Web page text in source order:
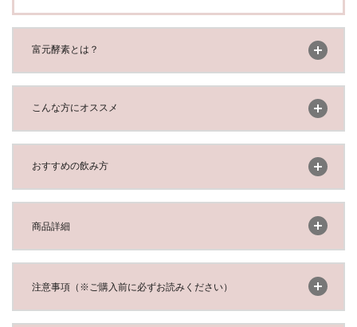
富元酵素とは？
こんな方にオススメ
おすすめの飲み方
商品詳細
注意事項（※ご購入前に必ずお読みください）